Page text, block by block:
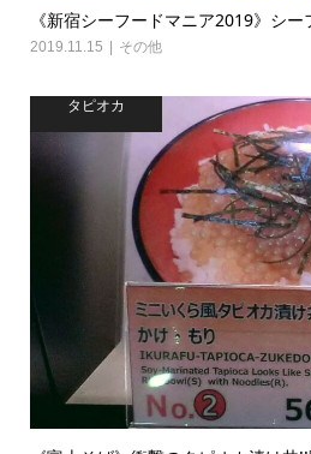
《新宿シーフードマニア2019》シ
2019.11.15 その他
タピオカ